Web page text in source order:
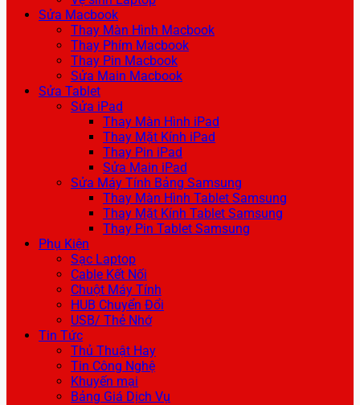
Sửa Macbook
Thay Màn Hình Macbook
Thay Phím Macbook
Thay Pin Macbook
Sửa Main Macbook
Sửa Tablet
Sửa iPad
Thay Màn Hình iPad
Thay Mặt Kính iPad
Thay Pin iPad
Sửa Main iPad
Sửa Máy Tính Bảng Samsung
Thay Màn Hình Tablet Samsung
Thay Mặt Kính Tablet Samsung
Thay Pin Tablet Samsung
Phụ Kiện
Sạc Laptop
Cable Kết Nối
Chuột Máy Tính
HUB Chuyển Đổi
USB/ Thẻ Nhớ
Tin Tức
Thủ Thuật Hay
Tin Công Nghệ
Khuyến mại
Bảng Giá Dịch Vụ